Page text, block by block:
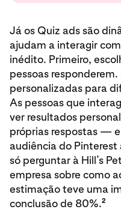
Já os Quiz ads são
ajudam a interagir
inédito. Primeiro,
pessoas
personalizadas para
As pessoas que
ver resultados
próprias respostas —
audiência do Pinterest
só perguntar à Hill’s
empresa sobre como
estimação teve uma
conclusão de 80%.2